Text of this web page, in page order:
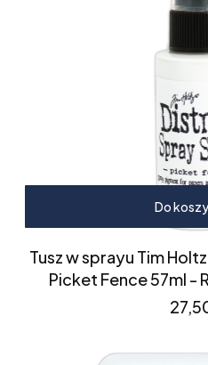
Do
Tusz w sprayu Tim
Picket Fence 57ml -